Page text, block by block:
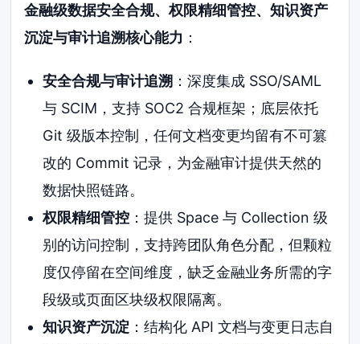
金融级数据安全合规、权限精细管控、知识资产
沉淀与审计追溯核心能力 ：
安全合规与审计追溯：深度集成 SSO/SAML
与 SCIM，支持 SOC2 合规框架；底层依托
Git 级版本控制，任何文档变更均留有不可篡
改的 Commit 记录，为金融审计提供天然的
数据快照链路。
权限精细管控：提供 Space 与 Collection 级
别的访问控制，支持跨团队角色分配，但颗粒
度仅停留在空间维度，缺乏金融业务所需的字
段级或页面区块级权限隔离。
知识资产沉淀：结构化 API 文档与变更日志自